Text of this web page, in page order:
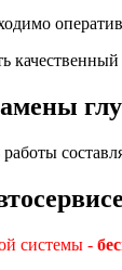
системы -